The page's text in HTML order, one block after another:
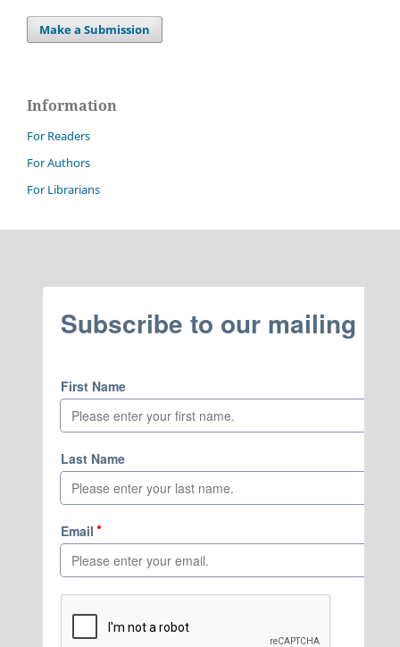
Make a Submission
Information
For Readers
For Authors
For Librarians